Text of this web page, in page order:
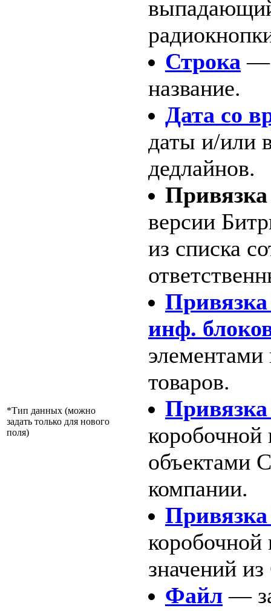
*Тип данных (можно
задать только для нового
поля)
Строка —
название.
Дата со
даты и/или
дедлайнов.
Привязка
версии
из списка
инф.
элементами
товаров.
объектами
компании.
значений
Файл —